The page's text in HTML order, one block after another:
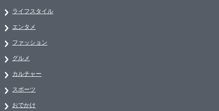
ライフスタイル
エンタメ
ファッション
グルメ
カルチャー
スポーツ
おでかけ